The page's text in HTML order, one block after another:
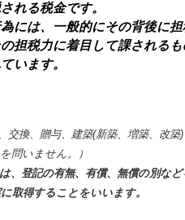
れる税金です。
には、一般的にその背後に
担税力に着目して課される
います。
交換、贈与、建築(新築、増築、改
問いません。）
登記の有無、有償、無償の別な
取得する ことをいいます。